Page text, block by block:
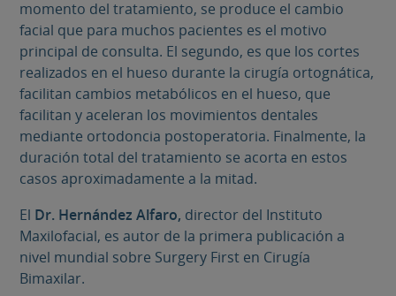
momento del tratamiento, se produce el cambio
facial que para muchos pacientes es el motivo
principal de consulta. El segundo, es que los cortes
realizados en el hueso durante la cirugía ortognática,
facilitan cambios metabólicos en el hueso, que
facilitan y aceleran los movimientos dentales
mediante ortodoncia postoperatoria. Finalmente, la
duración total del tratamiento se acorta en estos
casos aproximadamente a la mitad.
El Dr. Hernández Alfaro, director del Instituto
Maxilofacial, es autor de la primera publicación a
nivel mundial sobre Surgery First en Cirugía
Bimaxilar.